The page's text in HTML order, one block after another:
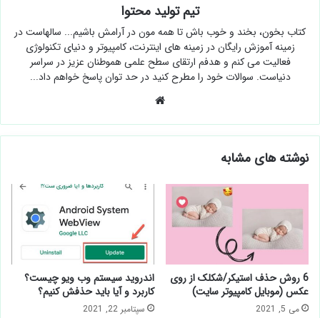
تیم تولید محتوا
کتاب بخون، بخند و خوب باش تا همه مون در آرامش باشیم... سالهاست در
زمینه آموزش رایگان در زمینه های اینترنت، کامپیوتر و دنیای تکنولوژی
فعالیت می کنم و هدفم ارتقای سطح علمی هموطنان عزیز در سراسر
دنیاست. سوالات خود را مطرح کنید در حد توان پاسخ خواهم داد...
نوشته های مشابه
6 روش حذف استیکر/شکلک از روی
عکس (موبایل کامپیوتر سایت)
می 5, 2021
اندروید سیستم وب ویو چیست؟
کاربرد و آیا باید حذفش کنیم؟
سپتامبر 22, 2021